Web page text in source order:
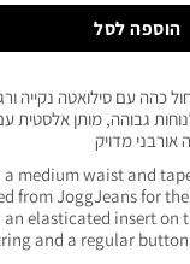
הוספה לסל
כהה עם סילואטה נקייה
גבוהה, מותן אלסטית
מדויק
medium waist and
from JoggJeans for
elasticated insert on
and a regular